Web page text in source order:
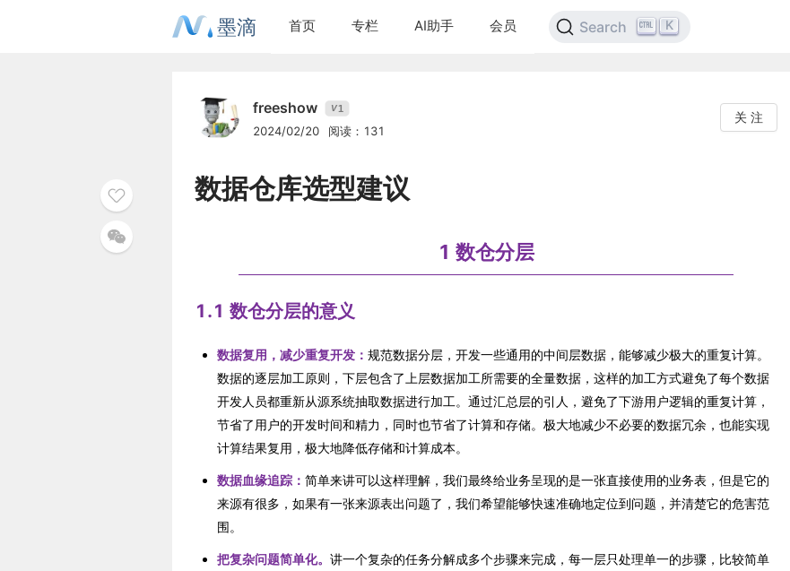
墨滴 首页 专栏 AI助手 会员 Search K
freeshow V1
2024/02/20 阅读：131
关 注
数据仓库选型建议
1 数仓分层
1.1 数仓分层的意义
数据复用，减少重复开发： 规范数据分层，开发一些通用的中间层数据，能够减少极大的重复计算。
数据的逐层加工原则，下层包含了上层数据加工所需要的全量数据，这样的加工方式避免了每个数据
开发人员都重新从源系统抽取数据进行加工。通过汇总层的引人，避免了下游用户逻辑的重复计算，
节省了用户的开发时间和精力，同时也节省了计算和存储。极大地减少不必要的数据冗余，也能实现
计算结果复用，极大地降低存储和计算成本。
数据血缘追踪： 简单来讲可以这样理解，我们最终给业务呈现的是一张直接使用的业务表，但是它的
来源有很多，如果有一张来源表出问题了，我们希望能够快速准确地定位到问题，并清楚它的危害范
围。
把复杂问题简单化。 讲一个复杂的任务分解成多个步骤来完成，每一层只处理单一的步骤，比较简单